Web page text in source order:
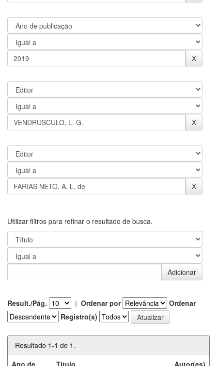
Utilizar filtros para refinar o resultado de busca.
Result./Pág. | Ordenar por
Ordenar
Registro(s)
Resultado 1-1 de 1.
Ano de
Título Autor(es)